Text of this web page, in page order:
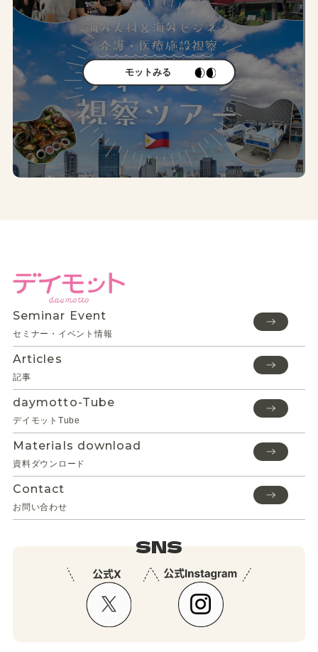
モットみる
Seminar Event
セミナー・イベント情報
Articles
記事
daymotto-Tube
デイモットTube
Materials download
資料ダウンロード
Contact
お問い合わせ
SNS